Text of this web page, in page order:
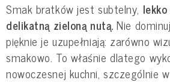
Smak bratków jest subtelny,
delikatną zieloną nutą. Nie
pięknie je uzupełniają: zarówno
smakowo. To właśnie dlatego
nowoczesnej kuchni, szczególnie